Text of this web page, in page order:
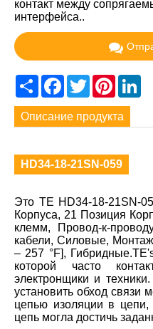
контакт между
интерфейса..
ShareFacebook
Twitter
Описание продукта
HD34-18-21SN-059
Это TE HD34-18-21SN-
Корпуса, 21 Позиция
клемм, Провод-к-
кабели, Силовые,
– 257 °F],
которой часто
электронщики и
установить обход связи
цепью изоляции в цепи,
цепь могла достичь